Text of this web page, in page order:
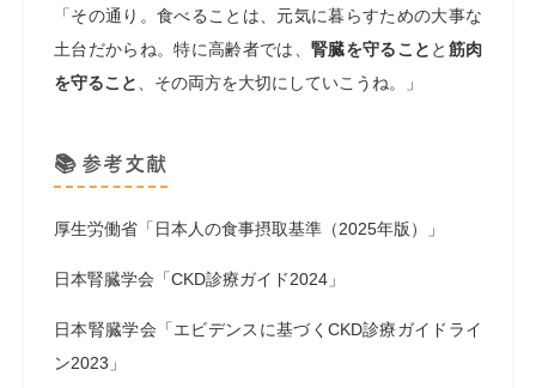
「その通り。食べることは、元気に暮らすための大事な
土台だからね。特に高齢者では、 腎臓を守ること と 筋肉
を守ること
、その両方を大切にしていこうね。」
📚 参考文献
厚生労働省「日本人の食事摂取基準（2025年版）」
日本腎臓学会「CKD診療ガイド2024」
日本腎臓学会「エビデンスに基づくCKD診療ガイドライ
ン2023」